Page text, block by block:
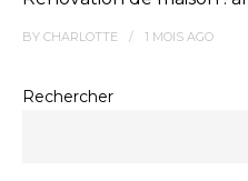
BY CHARLOTTE 1 MOIS AGO
Rechercher